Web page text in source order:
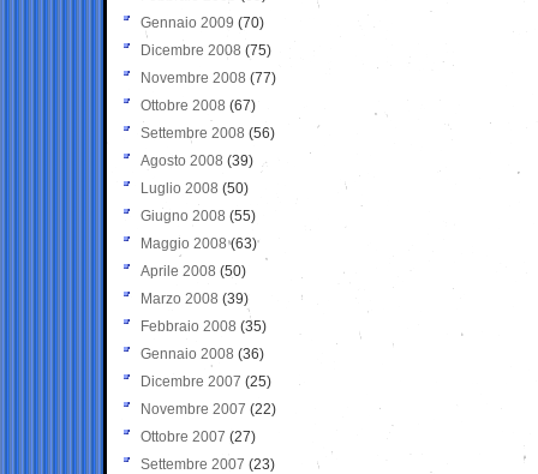
Gennaio 2009 (70)
Dicembre 2008 (75)
Novembre 2008 (77)
Ottobre 2008 (67)
Settembre 2008 (56)
Agosto 2008 (39)
Luglio 2008 (50)
Giugno 2008 (55)
Maggio 2008(63)
Aprile 2008 (50)
Marzo 2008 (39)
Febbraio 2008 (35)
Gennaio 2008 (36)
Dicembre 2007 (25)
Novembre 2007 (22)
Ottobre 2007 (27)
Settembre 2007 (23)